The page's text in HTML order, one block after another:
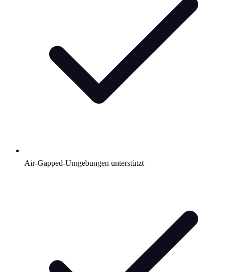
Air-Gapped-Umgebungen unterstützt